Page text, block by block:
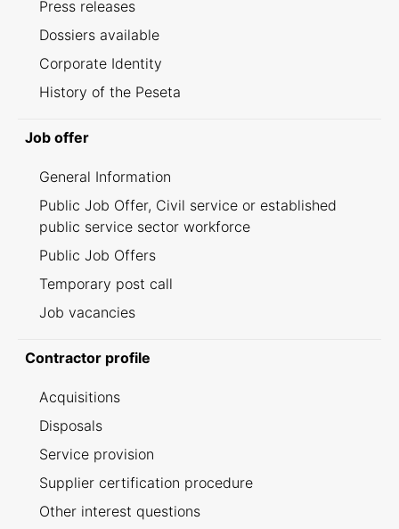
Press releases
Dossiers available
Corporate Identity
History of the Peseta
Job offer
General Information
Public Job Offer, Civil service or established
public service sector workforce
Public Job Offers
Temporary post call
Job vacancies
Contractor profile
Acquisitions
Disposals
Service provision
Supplier certification procedure
Other interest questions